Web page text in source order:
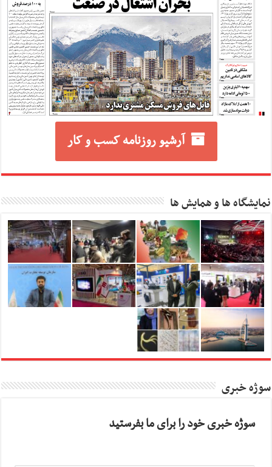
آرشیو روزنامه کسب و کار
نمایشگاه ها و همایش ها
سوژه خبری
سوژه خبری خود را برای ما بفرستید